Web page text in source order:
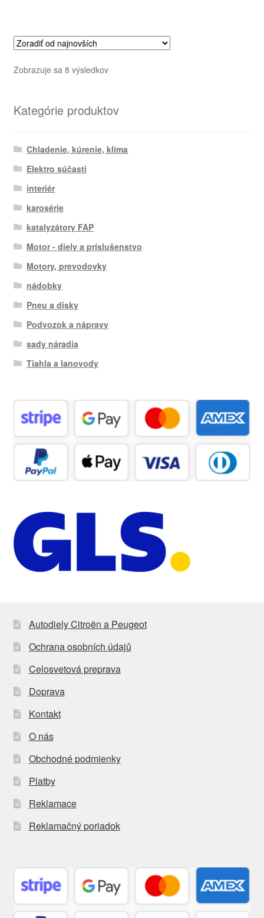
Zobrazuje sa 8 výsledkovZoradené
Kategórie produktov
Chladenie, kúrenie, klíma
Elektro súčasti
interiér
karosérie
katalyzátory FAP
Motor - diely a príslušenstvo
Motory, prevodovky
nádobky
Pneu a disky
Podvozok a nápravy
sady náradia
Tiahla a lanovody
Autodiely Citroën a Peugeot
Ochrana osobních údajů
Celosvetová preprava
Doprava
Kontakt
O nás
Obchodné podmienky
Platby
Reklamace
Reklamačný poriadok